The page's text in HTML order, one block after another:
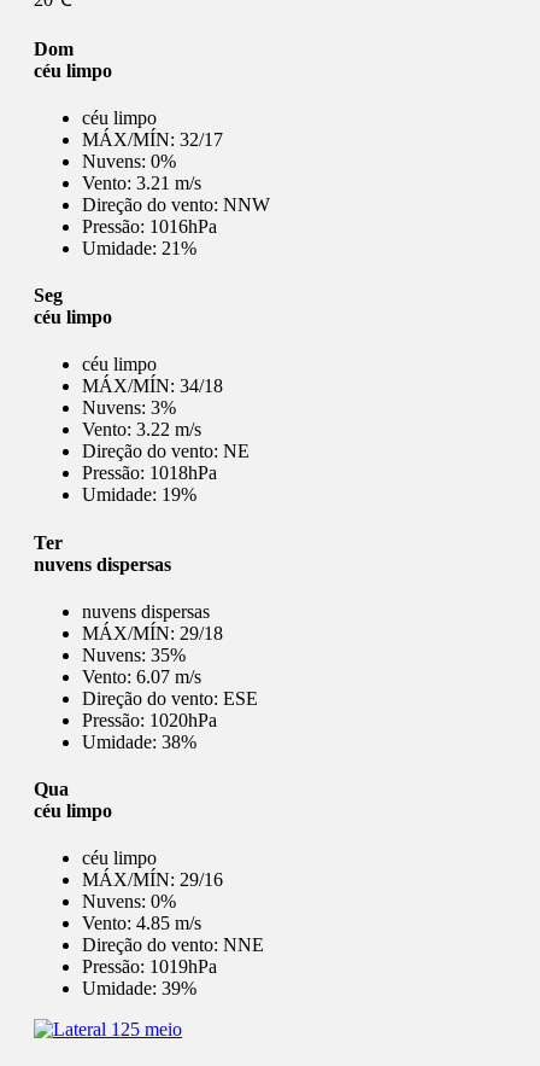
Dom
céu limpo
céu limpo
MÁX/MÍN: 32/17
Nuvens: 0%
Vento: 3.21 m/s
Direção do vento: NNW
Pressão: 1016hPa
Umidade: 21%
Seg
céu limpo
céu limpo
MÁX/MÍN: 34/18
Nuvens: 3%
Vento: 3.22 m/s
Direção do vento: NE
Pressão: 1018hPa
Umidade: 19%
Ter
nuvens dispersas
nuvens dispersas
MÁX/MÍN: 29/18
Nuvens: 35%
Vento: 6.07 m/s
Direção do vento: ESE
Pressão: 1020hPa
Umidade: 38%
Qua
céu limpo
céu limpo
MÁX/MÍN: 29/16
Nuvens: 0%
Vento: 4.85 m/s
Direção do vento: NNE
Pressão: 1019hPa
Umidade: 39%